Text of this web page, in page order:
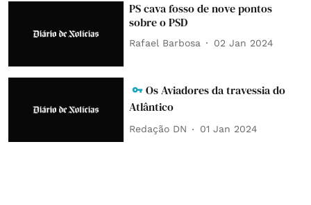
PS cava fosso de nove pontos
sobre o PSD
Rafael Barbosa 02 Jan 2024
Os Aviadores da travessia do
Atlântico
Redação DN 01 Jan 2024